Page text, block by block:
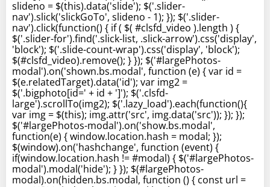
slideno = $(this).data('slide'); $('.slider-
nav').slick('slickGoTo', slideno - 1); }); $('.slider-
nav').click(function() { if ( $( #clsfd_video ).length ) {
$('.slider-for').find('.slick-list, .slick-arrow').css('display',
'block'); $('.slide-count-wrap').css('display', 'block');
$(#clsfd_video).remove(); } }); $('#largePhotos-
modal').on('shown.bs.modal', function (e) { var id =
$(e.relatedTarget).data('id'); var img2 =
$('.bigphoto[id=' + id + ']'); $('.clsfd-
large').scrollTo(img2); $('.lazy_load').each(function(){
var img = $(this); img.attr('src', img.data('src')); }); });
$('#largePhotos-modal').on('show.bs.modal',
function(e) { window.location.hash = modal; });
$(window).on('hashchange', function (event) {
if(window.location.hash != #modal) { $('#largePhotos-
modal').modal('hide'); } }); $(#largePhotos-
modal).on(hidden.bs.modal, function () { const url =